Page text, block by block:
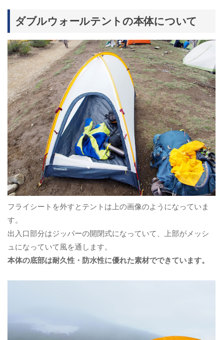
ダブルウォールテントの本体について
フライシートを外すとテントは上の画像のようになっていま
す。
出入口部分はジッパーの開閉式になっていて、上部がメッシ
ュになっていて風を通します。
本体の底部は耐久性・防水性に優れた素材でできています。